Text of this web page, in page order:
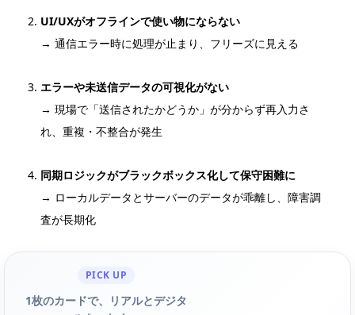
UI/UXがオフラインで使い物にならない
→ 通信エラー時に処理が止まり、フリーズに見える
エラーや未送信データの可視化がない
→ 現場で「送信されたかどうか」が分からず再入力さ
れ、重複・不整合が発生
同期ロジックがブラックボックス化して保守困難に
→ ローカルデータとサーバーのデータが乖離し、障害調
査が長期化
PICK UP
1枚のカードで、リアルとデジタ